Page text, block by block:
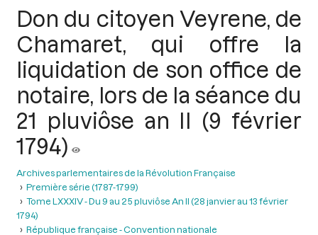
Don du citoyen Veyrene, de
Chamaret, qui offre la
liquidation de son office de
notaire, lors de la séance du
21 pluviôse an II (9 février
1794)
Archives parlementaires de la Révolution Française
Première série (1787-1799)
Tome LXXXIV - Du 9 au 25 pluviôse An II (28 janvier au 13 février
1794)
République française - Convention nationale